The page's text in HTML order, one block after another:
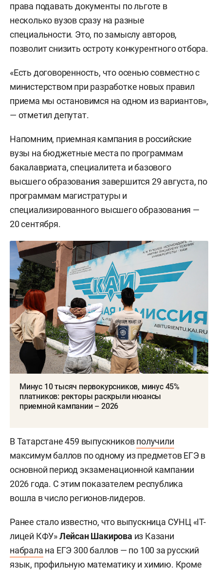
права подавать документы по льготе в
несколько вузов сразу на разные
специальности. Это, по замыслу авторов,
позволит снизить остроту конкурентного отбора.
«Есть договоренность, что осенью совместно с
министерством при разработке новых правил
приема мы остановимся на одном из вариантов»,
— отметил депутат.
Напомним, приемная кампания в российские
вузы на бюджетные места по программам
бакалавриата, специалитета и базового
высшего образования завершится 29 августа, по
программам магистратуры и
специализированного высшего образования —
20 сентября.
Минус 10 тысяч первокурсников, минус 45%
платников: ректоры раскрыли нюансы
приемной кампании – 2026
В Татарстане 459 выпускниковполучили
максимум баллов по одному из предметов ЕГЭ в
основной период экзаменационной кампании
2026 года. С этим показателем республика
вошла в число регионов-лидеров.
Ранее стало известно, что выпускница СУНЦ «IT-
лицей КФУ»Лейсан Шакирова из Казани
набрала на ЕГЭ 300 баллов — по 100 за русский
язык, профильную математику и химию. Кроме